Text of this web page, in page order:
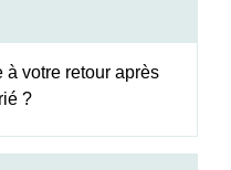
votre retour après
?